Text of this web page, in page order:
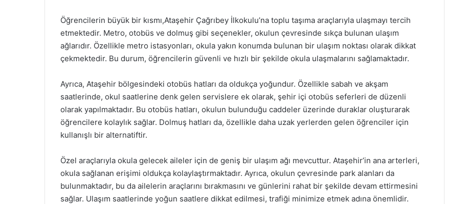
Öğrencilerin büyük bir kısmı,Ataşehir Çağrıbey İlkokulu’na toplu taşıma araçlarıyla ulaşmayı tercih
etmektedir. Metro, otobüs ve dolmuş gibi seçenekler, okulun çevresinde sıkça bulunan ulaşım
ağlarıdır. Özellikle metro istasyonları, okula yakın konumda bulunan bir ulaşım noktası olarak dikkat
çekmektedir. Bu durum, öğrencilerin güvenli ve hızlı bir şekilde okula ulaşmalarını sağlamaktadır.
Ayrıca, Ataşehir bölgesindeki otobüs hatları da oldukça yoğundur. Özellikle sabah ve akşam
saatlerinde, okul saatlerine denk gelen servislere ek olarak, şehir içi otobüs seferleri de düzenli
olarak yapılmaktadır. Bu otobüs hatları, okulun bulunduğu caddeler üzerinde duraklar oluşturarak
öğrencilere kolaylık sağlar. Dolmuş hatları da, özellikle daha uzak yerlerden gelen öğrenciler için
kullanışlı bir alternatiftir.
Özel araçlarıyla okula gelecek aileler için de geniş bir ulaşım ağı mevcuttur. Ataşehir’in ana arterleri,
okula sağlanan erişimi oldukça kolaylaştırmaktadır. Ayrıca, okulun çevresinde park alanları da
bulunmaktadır, bu da ailelerin araçlarını bırakmasını ve günlerini rahat bir şekilde devam ettirmesini
sağlar. Ulaşım saatlerinde yoğun saatlere dikkat edilmesi, trafiği minimize etmek adına önemlidir.